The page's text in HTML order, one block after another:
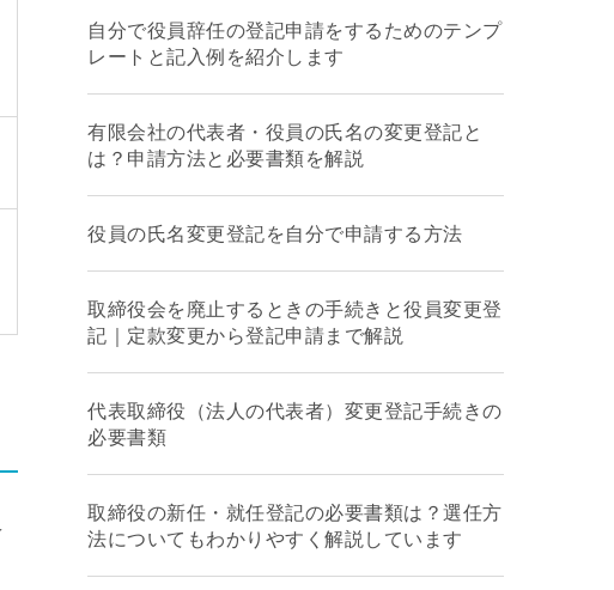
自分で役員辞任の登記申請をするためのテンプ
レートと記入例を紹介します
有限会社の代表者・役員の氏名の変更登記と
は？申請方法と必要書類を解説
役員の氏名変更登記を自分で申請する方法
取締役会を廃止するときの手続きと役員変更登
記｜定款変更から登記申請まで解説
代表取締役（法人の代表者）変更登記手続きの
必要書類
取締役の新任・就任登記の必要書類は？選任方
法についてもわかりやすく解説しています